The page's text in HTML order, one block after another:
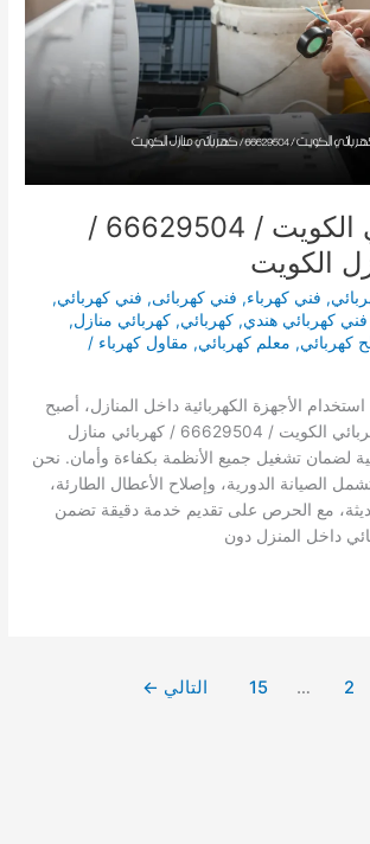
فني كهربائي الكويت / 66629504 /
الكويت
, فني كهرباء, فني كهربائى, فني كهربائي,
فني كهربائي هندي,كهربائي,كهربائي منازل,
كهربائي, معلم كهربائي, مقاول كهرباء /
الأجهزة الكهربائية داخل المنازل، أصبح
الاعتماد على فني كهربائي الكويت / 66629504 / كهربائي منازل
لضمان تشغيل جميع الأنظمة بكفاءة وأمان. نحن
الصيانة الدورية، وإصلاح الأعطال الطارئة،
مع الحرص على تقديم خدمة دقيقة تضمن
داخل المنزل دون
2
…
15 التالي ←